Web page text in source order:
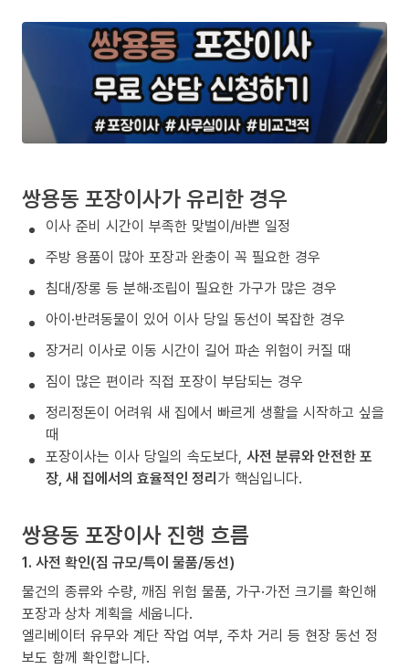
쌍용동 포장이사가 유리한 경우
이사 준비 시간이 부족한 맞벌이/바쁜 일정
주방 용품이 많아 포장과 완충이 꼭 필요한 경우
침대/장롱 등 분해·조립이 필요한 가구가 많은 경우
아이·반려동물이 있어 이사 당일 동선이 복잡한 경우
장거리 이사로 이동 시간이 길어 파손 위험이 커질 때
짐이 많은 편이라 직접 포장이 부담되는 경우
정리정돈이 어려워 새 집에서 빠르게 생활을 시작하고 싶을
때
포장이사는 이사 당일의 속도보다, 사전 분류와 안전한 포
장, 새 집에서의 효율적인 정리가 핵심입니다.
쌍용동 포장이사 진행 흐름
1. 사전 확인(짐 규모/특이 물품/동선)
물건의 종류와 수량, 깨짐 위험 물품, 가구·가전 크기를 확인해
포장과 상차 계획을 세웁니다.
엘리베이터 유무와 계단 작업 여부, 주차 거리 등 현장 동선 정
보도 함께 확인합니다.